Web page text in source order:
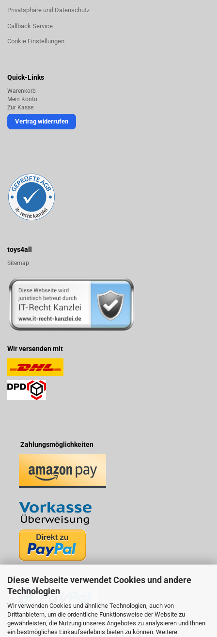
Diese Webseite verwendet Cookies und andere
Technologien
Wir verwenden Cookies und ähnliche Technologien, auch von
Drittanbietern, um die ordentliche Funktionsweise der Website zu
gewährleisten, die Nutzung unseres Angebotes zu analysieren und Ihnen
ein bestmögliches Einkaufserlebnis bieten zu können. Weitere
Privatsphäre und Datenschutz
Callback Service
Cookie Einstellungen
Quick-Links
Warenkorb
Mein Konto
Zur Kasse
Vertrag widerrufen
toys4all
Sitemap
Wir versenden mit
Zahlungsmöglichkeiten